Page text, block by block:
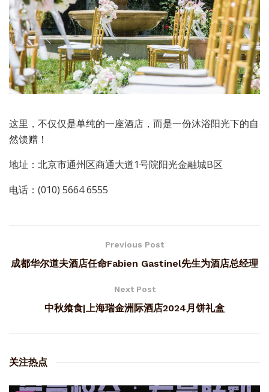
这里，不仅仅是单纯的一座酒店，而是一份沐浴阳光下的自
然馈赠！
地址：北京市通州区商通大道1号院阳光金融城B区
电话：(010) 5664 6555
Previous Post
成都华尔道夫酒店任命Fabien Gastinel先生为酒店总经理
Next Post
中秋飨食|上海瑞金洲际酒店2024月饼礼盒
关注热点